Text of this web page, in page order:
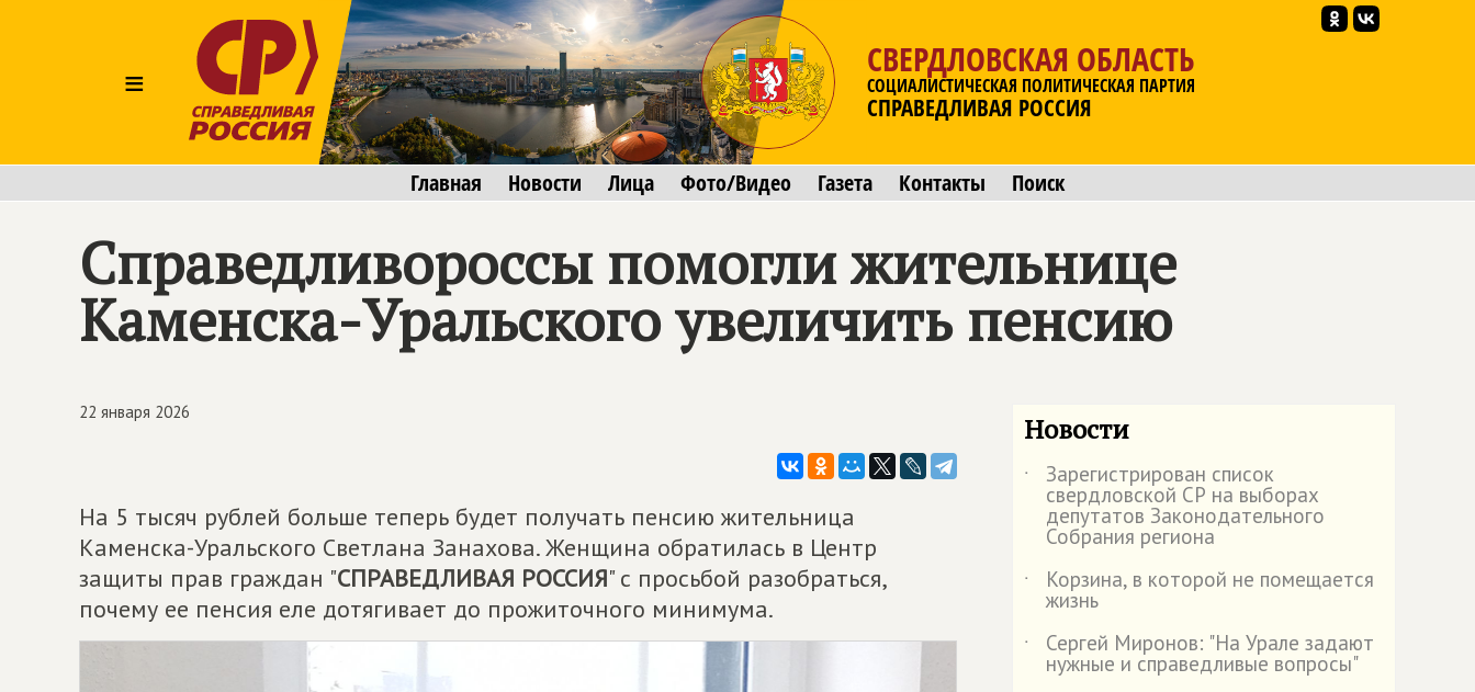
≡
СВЕРДЛОВСКАЯ ОБЛАСТЬ
СОЦИАЛИСТИЧЕСКАЯ ПОЛИТИЧЕСКАЯ ПАРТИЯ
СПРАВЕДЛИВАЯ РОССИЯ
Главная Новости Лица Фото/Видео Газета Контакты Поиск
Справедливороссы помогли жительнице
Каменска-Уральского увеличить пенсию
22 января 2026
На 5 тысяч рублей больше теперь будет получать пенсию жительница
Каменска-Уральского Светлана Занахова. Женщина обратилась в Центр
защиты прав граждан "СПРАВЕДЛИВАЯ РОССИЯ" с просьбой разобраться,
почему ее пенсия еле дотягивает до прожиточного минимума.
Новости
˙ Зарегистрирован список
свердловской СР на выборах
депутатов Законодательного
Собрания региона
˙
Корзина, в которой не помещается
жизнь
˙
Сергей Миронов: "На Урале задают
нужные и справедливые вопросы"